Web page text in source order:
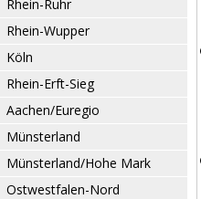
Rhein-Ruhr
Rhein-Wupper
Köln
Rhein-Erft-Sieg
Aachen/Euregio
Münsterland
Münsterland/Hohe Mark
Ostwestfalen-Nord